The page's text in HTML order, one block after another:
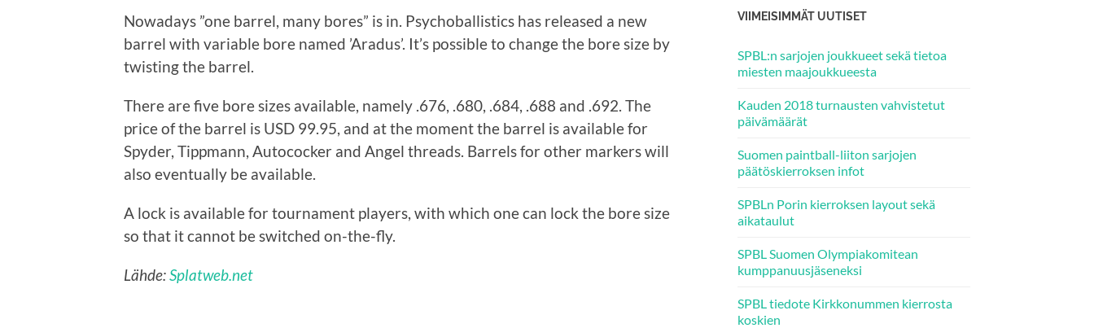
Nowadays ”one barrel, many bores” is in. Psychoballistics has released a new
barrel with variable bore named ’Aradus’. It’s possible to change the bore size by
twisting the barrel.
There are five bore sizes available, namely .676, .680, .684, .688 and .692. The
price of the barrel is USD 99.95, and at the moment the barrel is available for
Spyder, Tippmann, Autococker and Angel threads. Barrels for other markers will
also eventually be available.
A lock is available for tournament players, with which one can lock the bore size
so that it cannot be switched on-the-fly.
Lähde:Splatweb.net
VIIMEISIMMÄT UUTISET
SPBL:n sarjojen joukkueet sekä tietoa
miesten maajoukkueesta
Kauden 2018 turnausten vahvistetut
päivämäärät
Suomen paintball-liiton sarjojen
päätöskierroksen infot
SPBLn Porin kierroksen layout sekä
aikataulut
SPBL Suomen Olympiakomitean
kumppanuusjäseneksi
SPBL tiedote Kirkkonummen kierrosta
koskien